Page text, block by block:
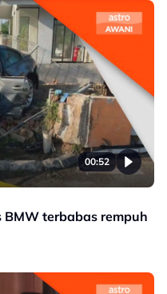
00:52
terbabas rempuh